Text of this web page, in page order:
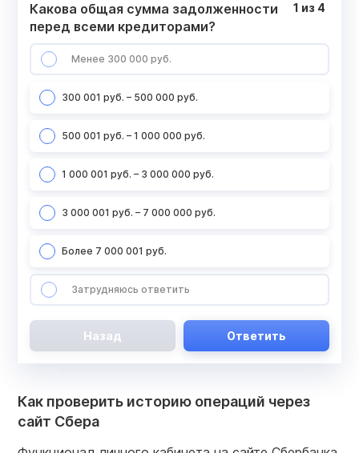
Какова общая сумма задолженности
перед всеми кредиторами?
Менее 300 000 руб.
300 001 руб. – 500 000 руб.
500 001 руб. – 1 000 000 руб.
1 000 001 руб. – 3 000 000 руб.
3 000 001 руб. – 7 000 000 руб.
Более 7 000 001 руб.
Затрудняюсь ответить
1 из 4
Назад Ответить
Как проверить историю операций через
сайт Сбера